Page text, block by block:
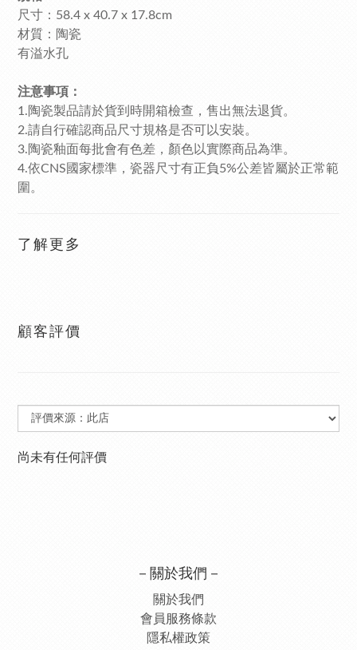
尺寸：58.4 x 40.7 x 17.8cm
材質：陶瓷
有溢水孔
注意事項：
1.陶瓷製品請於貨到時開箱檢查，售出無法退貨。
2.請自行確認商品尺寸規格是否可以安裝。
3.陶瓷釉面每批會有色差，顏色以實際商品為準。
4.依CNS國家標準，瓷器尺寸有正負5%公差皆屬於正常範
圍。
了解更多
顧客評價
尚未有任何評價
－關於我們－
關於我們
會員服務條款
隱私權政策